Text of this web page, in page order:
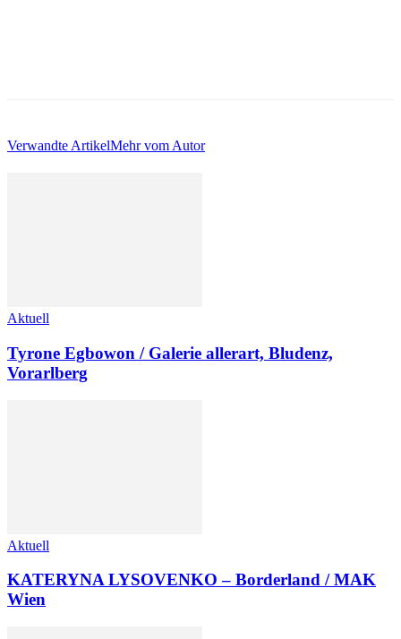
Verwandte ArtikelMehr vom Autor
Aktuell
Tyrone Egbowon / Galerie allerart, Bludenz,
Vorarlberg
Aktuell
KATERYNA LYSOVENKO – Borderland / MAK
Wien